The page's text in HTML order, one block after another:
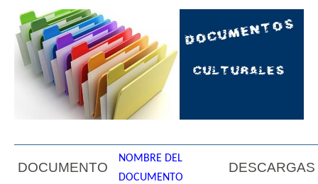
DOCUMENTO
NOMBRE DEL
DOCUMENTO
DESCARGAS